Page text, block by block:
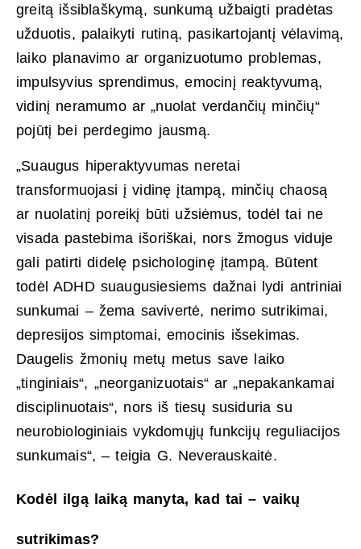
greitą išsiblaškymą, sunkumą užbaigti pradėtas
užduotis, palaikyti rutiną, pasikartojantį vėlavimą,
laiko planavimo ar organizuotumo problemas,
impulsyvius sprendimus, emocinį reaktyvumą,
vidinį neramumo ar „nuolat verdančių minčių“
pojūtį bei perdegimo jausmą.
„Suaugus hiperaktyvumas neretai
transformuojasi į vidinę įtampą, minčių chaosą
ar nuolatinį poreikį būti užsiėmus, todėl tai ne
visada pastebima išoriškai, nors žmogus viduje
gali patirti didelę psichologinę įtampą. Būtent
todėl ADHD suaugusiesiems dažnai lydi antriniai
sunkumai – žema savivertė, nerimo sutrikimai,
depresijos simptomai, emocinis išsekimas.
Daugelis žmonių metų metus save laiko
„tinginiais“, „neorganizuotais“ ar „nepakankamai
disciplinuotais“, nors iš tiesų susiduria su
neurobiologiniais vykdomųjų funkcijų reguliacijos
sunkumais“, – teigia G. Neverauskaitė.
Kodėl ilgą laiką manyta, kad tai – vaikų
sutrikimas?